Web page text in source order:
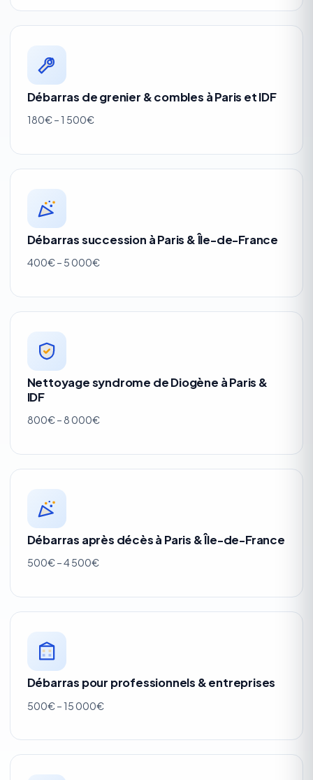
Débarras de grenier & combles à Paris et IDF
180€ – 1 500€
Débarras succession à Paris & Île-de-France
400€ – 5 000€
Nettoyage syndrome de Diogène à Paris &
IDF
800€ – 8 000€
Débarras après décès à Paris & Île-de-France
500€ – 4 500€
Débarras pour professionnels & entreprises
500€ – 15 000€